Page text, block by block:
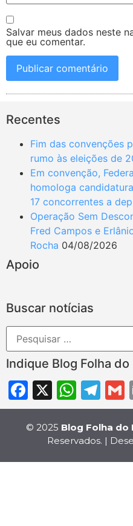
Salvar meus dados neste
que eu comentar.
Recentes
Fim das convenções
rumo às eleições de
Em convenção,
homologa
17 concorrentes a
Operação Sem
Fred Campos e
Rocha 04/08/2026
Apoio
Buscar notícias
Indique Blog Folha do
Facebook
X
© 2025 Blog Folha do
Reservados. |